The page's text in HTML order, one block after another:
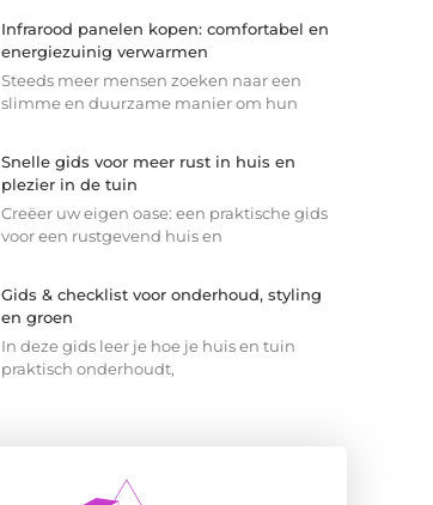
Infrarood panelen kopen: comfortabel en
energiezuinig verwarmen
Steeds meer mensen zoeken naar een
slimme en duurzame manier om hun
Snelle gids voor meer rust in huis en
plezier in de tuin
Creëer uw eigen oase: een praktische gids
voor een rustgevend huis en
Gids & checklist voor onderhoud, styling
en groen
In deze gids leer je hoe je huis en tuin
praktisch onderhoudt,